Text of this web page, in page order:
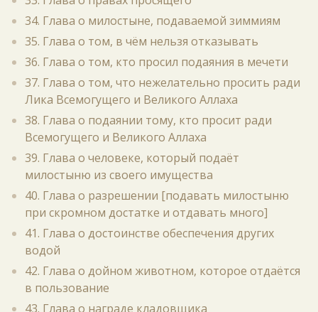
34. Глава о милостыне, подаваемой зиммиям
35. Глава о том, в чём нельзя отказывать
36. Глава о том, кто просил подаяния в мечети
37. Глава о том, что нежелательно просить ради
Лика Всемогущего и Великого Аллаха
38. Глава о подаянии тому, кто просит ради
Всемогущего и Великого Аллаха
39. Глава о человеке, который подаёт
милостыню из своего имущества
40. Глава о разрешении [подавать милостыню
при скромном достатке и отдавать много]
41. Глава о достоинстве обеспечения других
водой
42. Глава о дойном животном, которое отдаётся
в пользование
43. Глава о награде кладовщика